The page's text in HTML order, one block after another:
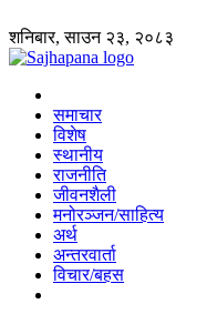
शनिबार, साउन २३, २०८३
समाचार
विशेष
स्थानीय
राजनीति
जीवनशैली
मनोरञ्जन/साहित्य
अर्थ
अन्तरवार्ता
विचार/बहस